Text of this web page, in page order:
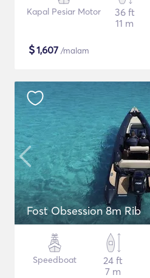
Kapal Pesiar Motor
36 ft
11 m
$1,607 /malam
Fost Obsession 8m Rib
Speedboat
24 ft
7 m